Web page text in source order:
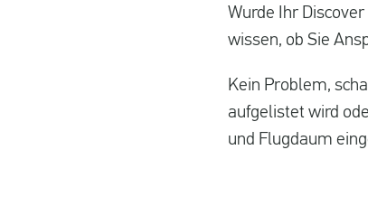
Wurde Ihr
wissen, ob Sie
Kein Problem,
aufgelistet wird
und Flugdaum